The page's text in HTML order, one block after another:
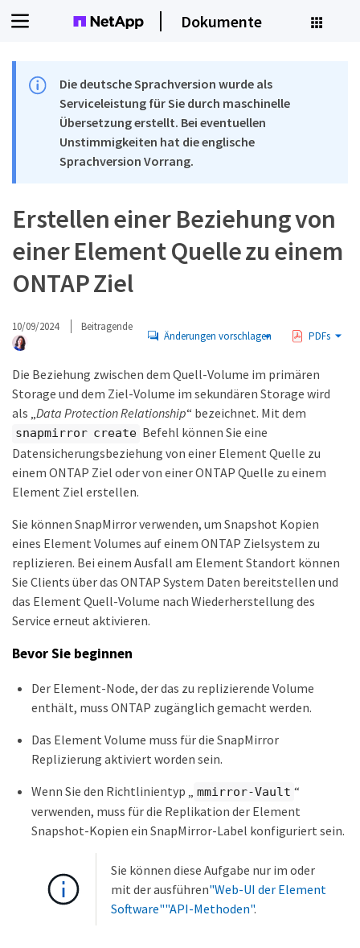
Dokumente
Die deutsche Sprachversion wurde als
Serviceleistung für Sie durch maschinelle
Übersetzung erstellt. Bei eventuellen
Unstimmigkeiten hat die englische
Sprachversion Vorrang.
Erstellen einer Beziehung von
einer Element Quelle zu einem
ONTAP Ziel
10/09/2024 Beitragende
Änderungen vorschlagen PDFs
Die Beziehung zwischen dem Quell-Volume im primären
Storage und dem Ziel-Volume im sekundären Storage wird
als „Data Protection Relationship“ bezeichnet. Mit dem
snapmirror create Befehl können Sie eine
Datensicherungsbeziehung von einer Element Quelle zu
einem ONTAP Ziel oder von einer ONTAP Quelle zu einem
Element Ziel erstellen.
Sie können SnapMirror verwenden, um Snapshot Kopien
eines Element Volumes auf einem ONTAP Zielsystem zu
replizieren. Bei einem Ausfall am Element Standort können
Sie Clients über das ONTAP System Daten bereitstellen und
das Element Quell-Volume nach Wiederherstellung des
Service erneut aktivieren.
Bevor Sie beginnen
Der Element-Node, der das zu replizierende Volume
enthält, muss ONTAP zugänglich gemacht werden.
Das Element Volume muss für die SnapMirror
Replizierung aktiviert worden sein.
Wenn Sie den Richtlinientyp „
mmirror-Vault “
verwenden, muss für die Replikation der Element
Snapshot-Kopien ein SnapMirror-Label konfiguriert sein.
Sie können diese Aufgabe nur im oder
mit der ausführen"Web-UI der Element
Software""API-Methoden".